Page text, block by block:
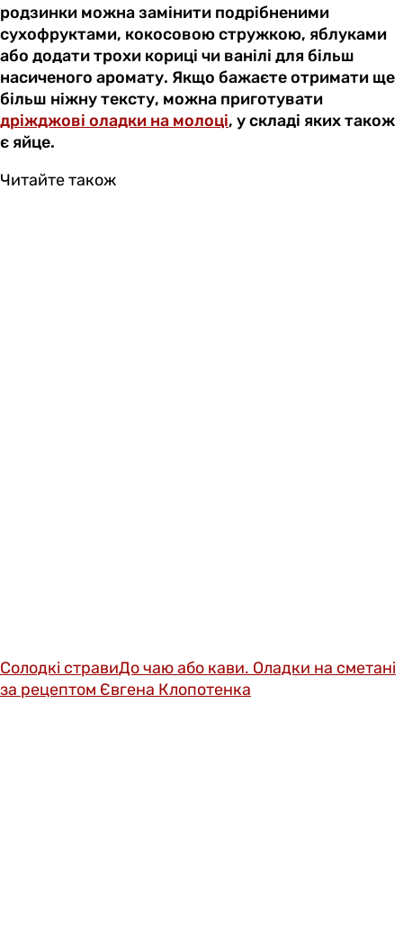
родзинки можна замінити подрібненими
сухофруктами, кокосовою стружкою, яблуками
або додати трохи кориці чи ванілі для більш
насиченого аромату. Якщо бажаєте отримати ще
більш ніжну тексту, можна приготувати
дріжджові оладки на молоці, у складі яких також
є яйце.
Читайте також
Солодкі стравиДо чаю або кави. Оладки на сметані
за рецептом Євгена Клопотенка